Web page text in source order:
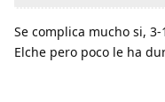
Se complica mucho si,
Elche pero poco le ha